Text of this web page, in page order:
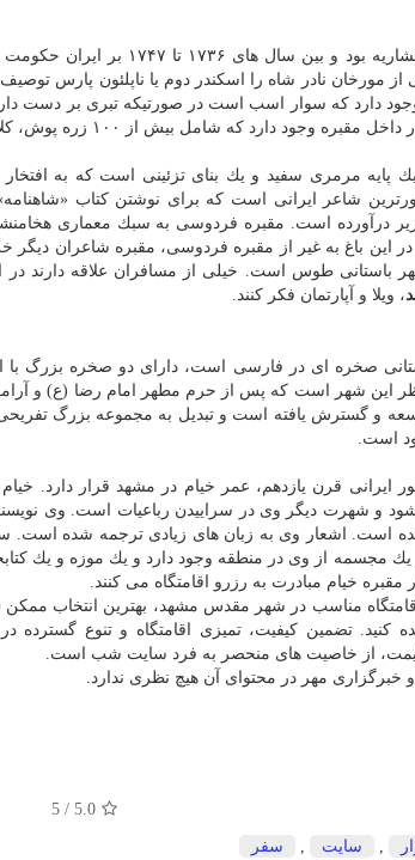
نادر شاه بنیان گذار سلسله
مورخان نادر شاه را اسكندر دوم یا ناپلئون پارس
دارد كه سوار اسب است در صورتیكه تبری بر دست
دارد كه شامل بیش از ۱۰۰ زره پوش، كلاه ایمنی و سلاح است.
پایه مرمری سفید و یك بنای تزئینی است كه به
درآورده است. مقبره فردوسی به سبك معماری
این باغ به غیر از مقبره فردوسی، مقبره شاعران دیگر
باستانی طوس است. خیلی از مسافران علاقه دارند
، ویلا و آپارتمان فكر كنند.
صخره ای در فارسی است، دارای دو صخره بزرگ
این شهر است كه پس از حرم مطهر امام رضا (ع) و
و گسترش یافته است و تبدیل به مجموعه بزرگ
است.
ایرانی قرن یازدهم، عمر خیام در مشهد قرار دارد.
و شهرت دیگر وی در سراییدن رباعیات است. وی
است. اشعار وی به زبان های زیادی ترجمه شده است.
مجسمه از وی در منطقه وجود دارد و یك موزه و یك
خیام مبادرت به رزرو اقامتگاه می كنند.
مناسب در شهر مقدس مشهد، بهترین انتخاب ممكن
تضمین كیفیت، تمیزی اقامتگاه و تنوع گسترده در
قیمت، از خاصیت های منحصر به فرد سایت شب است.
خبرگزاری مهر در محتوای آن هیچ نظری ندارد.
5.0
/
5
سایت سفر